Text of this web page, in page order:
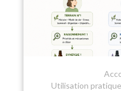
Utilisation pratique